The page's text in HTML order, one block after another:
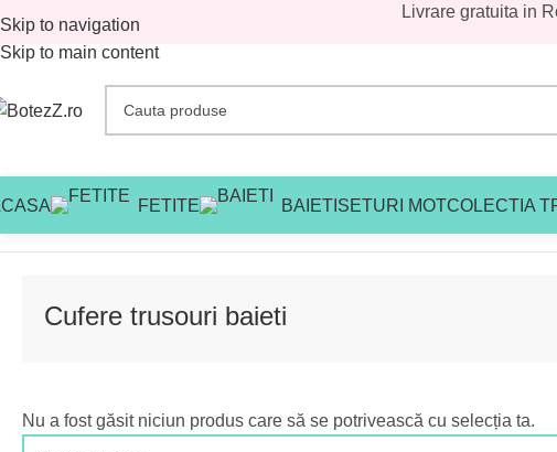
Skip to navigation
Skip to main content
Livrare gratuita in
FETITE BAIETI SETURI MOTCOLECTIA
Prima pagină Baieti
Cufere trusouri baieti
Nu a fost găsit niciun produs care să se potrivească cu selecția ta.